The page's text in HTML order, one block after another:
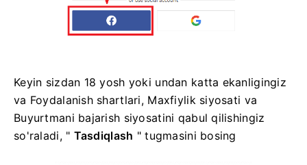
Keyin sizdan 18 yosh yoki undan katta ekanligingiz
va Foydalanish shartlari, Maxfiylik siyosati va
Buyurtmani bajarish siyosatini qabul qilishingiz
so'raladi, " Tasdiqlash " tugmasini bosing